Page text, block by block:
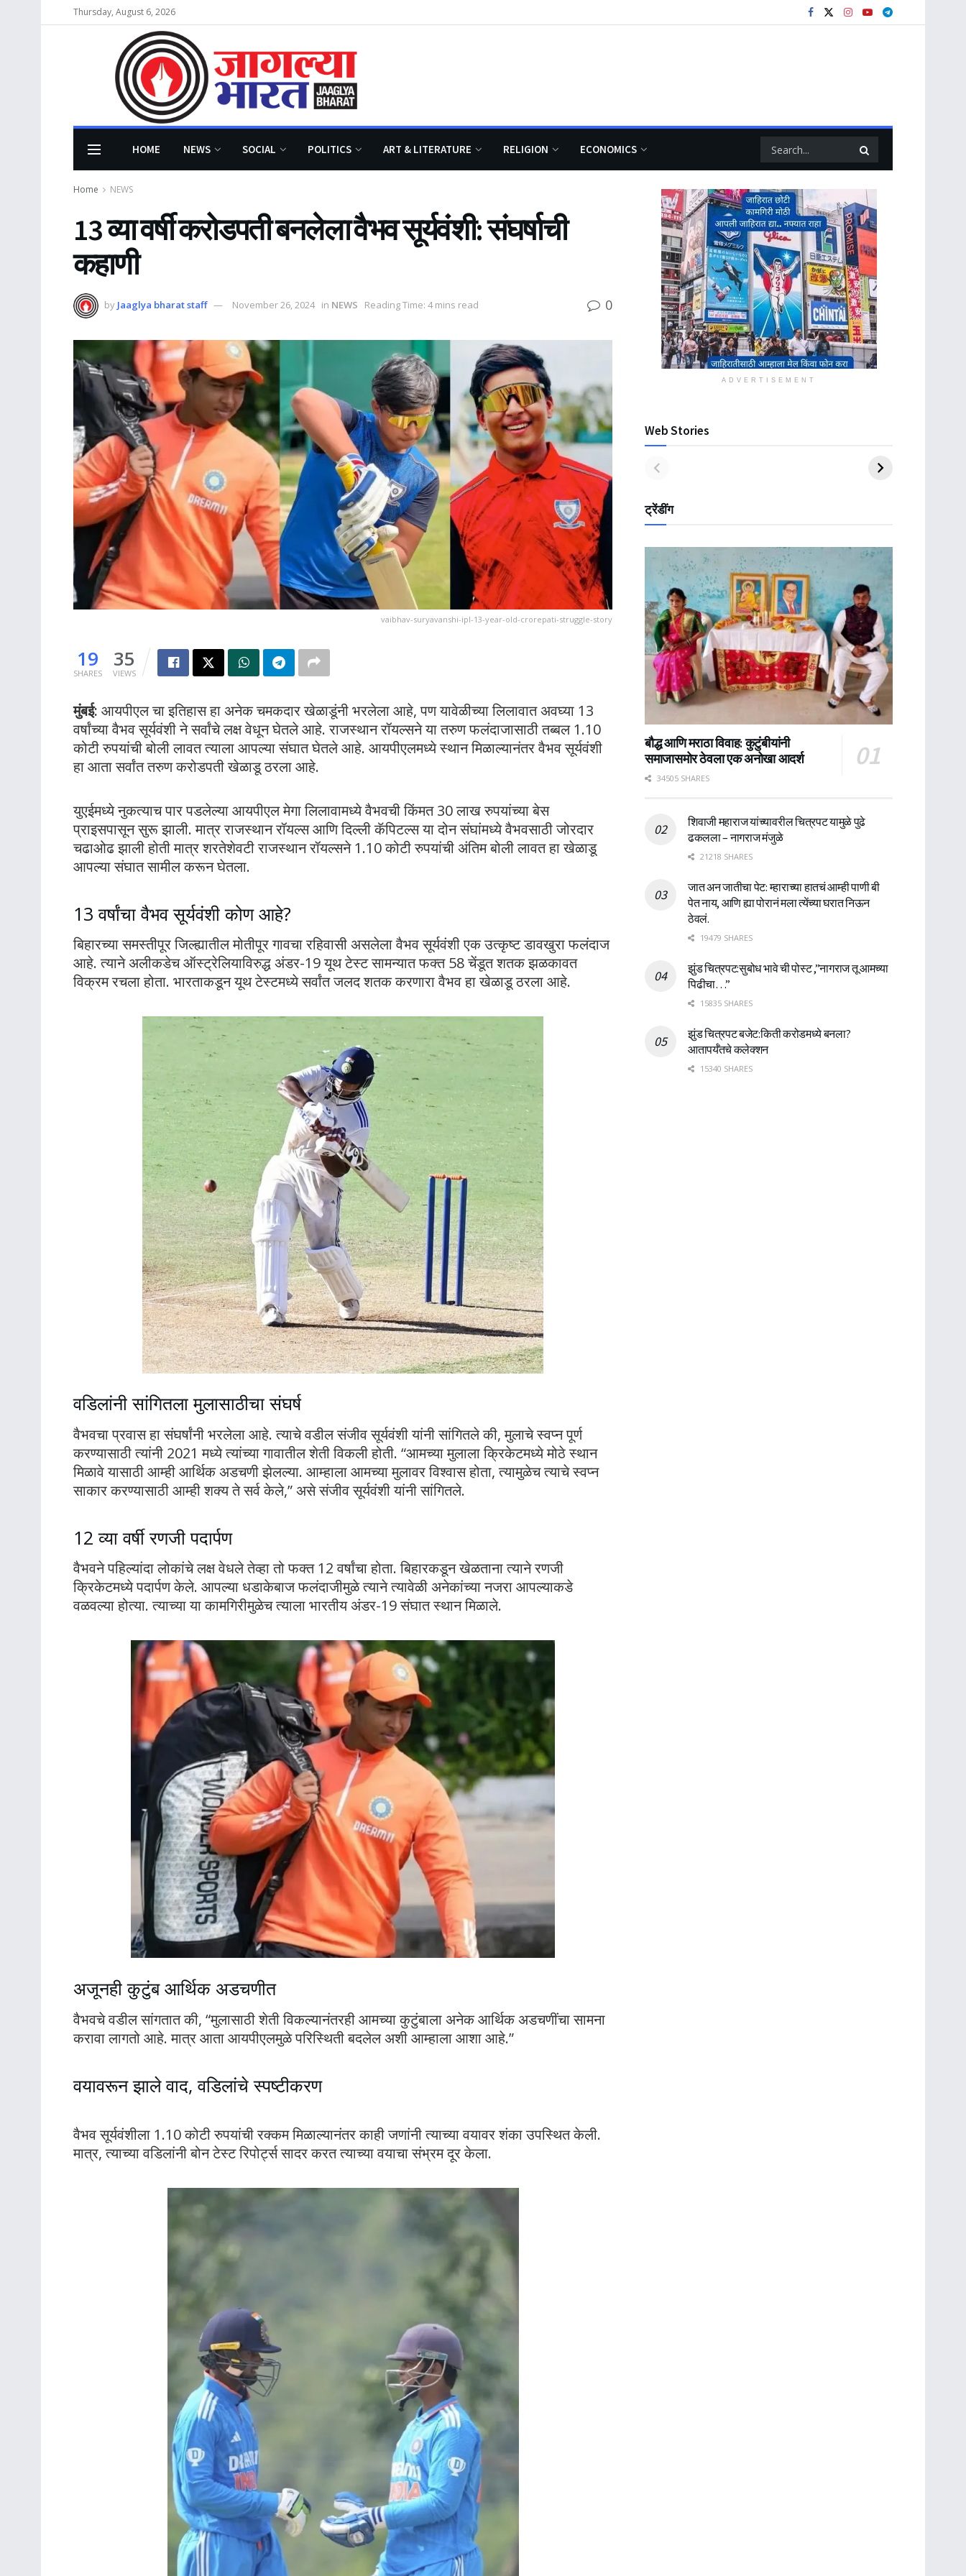
Thursday, August 6, 2026
HOME NEWS SOCIAL POLITICS ART & LITERATURE RELIGION ECONOMICS
Home NEWS
13 व्या वर्षी करोडपती बनलेला वैभव सूर्यवंशी: संघर्षाची
कहाणी
by Jaaglya bharat staff November 26, 2024 in NEWS Reading Time: 4 mins read 0
vaibhav-suryavanshi-ipl-13-year-old-crorepati-struggle-story
19
SHARES
35
VIEWS
मुंबई: आयपीएल चा इतिहास हा अनेक चमकदार खेळाडूंनी भरलेला आहे, पण यावेळीच्या लिलावात अवघ्या 13
वर्षांच्या वैभव सूर्यवंशी ने सर्वांचे लक्ष वेधून घेतले आहे. राजस्थान रॉयल्सने या तरुण फलंदाजासाठी तब्बल 1.10
कोटी रुपयांची बोली लावत त्याला आपल्या संघात घेतले आहे. आयपीएलमध्ये स्थान मिळाल्यानंतर वैभव सूर्यवंशी
हा आता सर्वांत तरुण करोडपती खेळाडू ठरला आहे.
युएईमध्ये नुकत्याच पार पडलेल्या आयपीएल मेगा लिलावामध्ये वैभवची किंमत 30 लाख रुपयांच्या बेस
प्राइसपासून सुरू झाली. मात्र राजस्थान रॉयल्स आणि दिल्ली कॅपिटल्स या दोन संघांमध्ये वैभवसाठी जोरदार
चढाओढ झाली होती मात्र शरतेशेवटी राजस्थान रॉयल्सने 1.10 कोटी रुपयांची अंतिम बोली लावत हा खेळाडू
आपल्या संघात सामील करून घेतला.
13 वर्षांचा वैभव सूर्यवंशी कोण आहे?
बिहारच्या समस्तीपूर जिल्ह्यातील मोतीपूर गावचा रहिवासी असलेला वैभव सूर्यवंशी एक उत्कृष्ट डावखुरा फलंदाज
आहे. त्याने अलीकडेच ऑस्ट्रेलियाविरुद्ध अंडर-19 यूथ टेस्ट सामन्यात फक्त 58 चेंडूत शतक झळकावत
विक्रम रचला होता. भारताकडून यूथ टेस्टमध्ये सर्वांत जलद शतक करणारा वैभव हा खेळाडू ठरला आहे.
वडिलांनी सांगितला मुलासाठीचा संघर्ष
वैभवचा प्रवास हा संघर्षांनी भरलेला आहे. त्याचे वडील संजीव सूर्यवंशी यांनी सांगितले की, मुलाचे स्वप्न पूर्ण
करण्यासाठी त्यांनी 2021 मध्ये त्यांच्या गावातील शेती विकली होती. “आमच्या मुलाला क्रिकेटमध्ये मोठे स्थान
मिळावे यासाठी आम्ही आर्थिक अडचणी झेलल्या. आम्हाला आमच्या मुलावर विश्वास होता, त्यामुळेच त्याचे स्वप्न
साकार करण्यासाठी आम्ही शक्य ते सर्व केले,” असे संजीव सूर्यवंशी यांनी सांगितले.
12 व्या वर्षी रणजी पदार्पण
वैभवने पहिल्यांदा लोकांचे लक्ष वेधले तेव्हा तो फक्त 12 वर्षांचा होता. बिहारकडून खेळताना त्याने रणजी
क्रिकेटमध्ये पदार्पण केले. आपल्या धडाकेबाज फलंदाजीमुळे त्याने त्यावेळी अनेकांच्या नजरा आपल्याकडे
वळवल्या होत्या. त्याच्या या कामगिरीमुळेच त्याला भारतीय अंडर-19 संघात स्थान मिळाले.
अजूनही कुटुंब आर्थिक अडचणीत
वैभवचे वडील सांगतात की, “मुलासाठी शेती विकल्यानंतरही आमच्या कुटुंबाला अनेक आर्थिक अडचणींचा सामना
करावा लागतो आहे. मात्र आता आयपीएलमुळे परिस्थिती बदलेल अशी आम्हाला आशा आहे.”
वयावरून झाले वाद, वडिलांचे स्पष्टीकरण
वैभव सूर्यवंशीला 1.10 कोटी रुपयांची रक्कम मिळाल्यानंतर काही जणांनी त्याच्या वयावर शंका उपस्थित केली.
मात्र, त्याच्या वडिलांनी बोन टेस्ट रिपोर्ट्स सादर करत त्याच्या वयाचा संभ्रम दूर केला.
ADVERTISEMENT
Web Stories
ट्रेंडींग
बौद्ध आणि मराठा विवाह: कुटुंबीयांनी
समाजासमोर ठेवला एक अनोखा आदर्श
34505 SHARES
शिवाजी महाराज यांच्यावरील चित्रपट यामुळे पुढे
ढकलला – नागराज मंजुळे
21218 SHARES
जात अन जातीचा पेट: म्हाराच्या हातचं आम्ही पाणी बी
पेत नाय, आणि ह्या पोरानं मला त्येंच्या घरात निऊन
ठेवलं.
19479 SHARES
झुंड चित्रपट:सुबोध भावे ची पोस्ट ,”नागराज तू आमच्या
पिढीचा…”
15835 SHARES
झुंड चित्रपट बजेट:किती करोडमध्ये बनला?
आतापर्यँतचे कलेक्शन
15340 SHARES